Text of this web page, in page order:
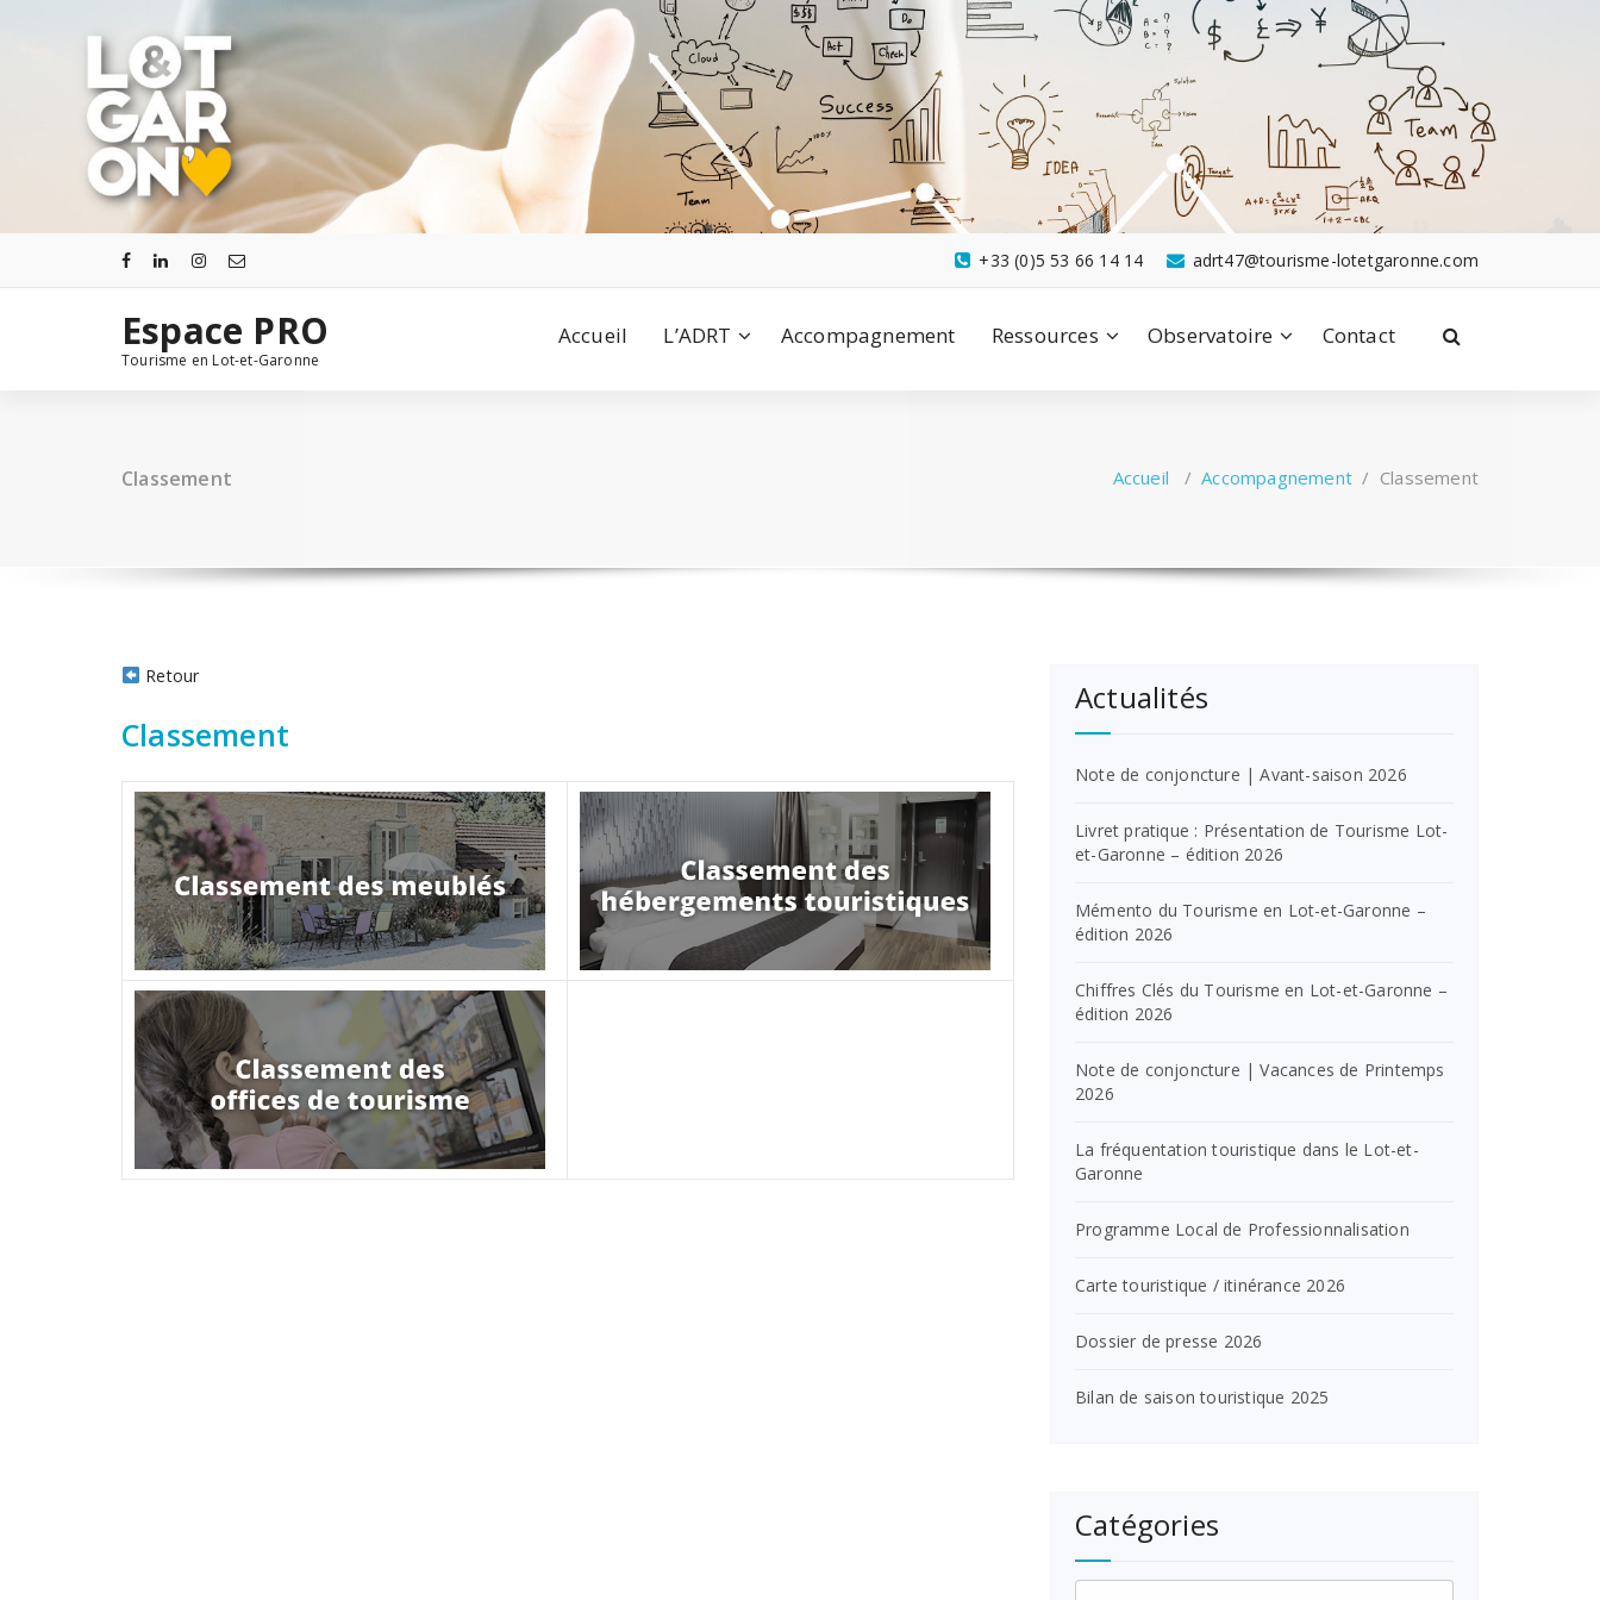
adrt47@tourisme-lotetgaronne.com
+33 (0)5 53 66 14 14
Espace PRO
Tourisme en Lot-et-Garonne
Accueil L’ADRT Accompagnement Ressources Observatoire Contact
Classement Accueil /Accompagnement / Classement
Retour
Classement
Actualités
Note de conjoncture | Avant-saison 2026
Livret pratique : Présentation de Tourisme Lot-
et-Garonne – édition 2026
Mémento du Tourisme en Lot-et-Garonne –
édition 2026
Chiffres Clés du Tourisme en Lot-et-Garonne –
édition 2026
Note de conjoncture | Vacances de Printemps
2026
La fréquentation touristique dans le Lot-et-
Garonne
Programme Local de Professionnalisation
Carte touristique / itinérance 2026
Dossier de presse 2026
Bilan de saison touristique 2025
Catégories
Catégories